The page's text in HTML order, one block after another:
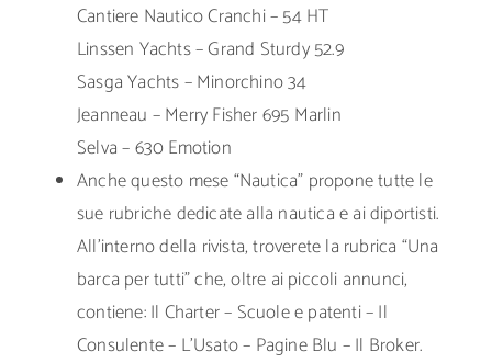
Cantiere Nautico Cranchi – 54 HT
Linssen Yachts – Grand Sturdy 52.9
Sasga Yachts – Minorchino 34
Jeanneau – Merry Fisher 695 Marlin
Selva – 630 Emotion
Anche questo mese “Nautica” propone tutte le
sue rubriche dedicate alla nautica e ai diportisti.
All’interno della rivista, troverete la rubrica “Una
barca per tutti” che, oltre ai piccoli annunci,
contiene: Il Charter – Scuole e patenti – Il
Consulente – L’Usato – Pagine Blu – Il Broker.